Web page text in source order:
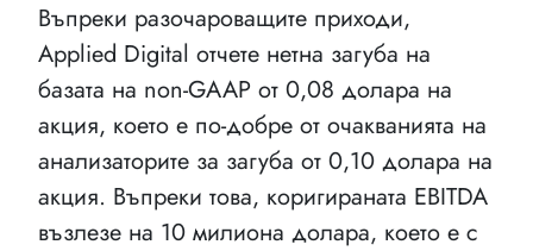
Въпреки разочароващите приходи,
Applied Digital отчете нетна загуба на
базата на non-GAAP от 0,08 долара на
акция, което е по-добре от очакванията на
анализаторите за загуба от 0,10 долара на
акция. Въпреки това, коригираната EBITDA
възлезе на 10 милиона долара, което е с